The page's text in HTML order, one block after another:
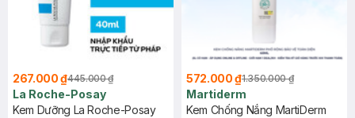
267.000 ₫445.000 ₫
La Roche-Posay
Kem Dưỡng La Roche-Posay
572.000 ₫1.350.000 ₫
Martiderm
Kem Chống Nắng MartiDerm